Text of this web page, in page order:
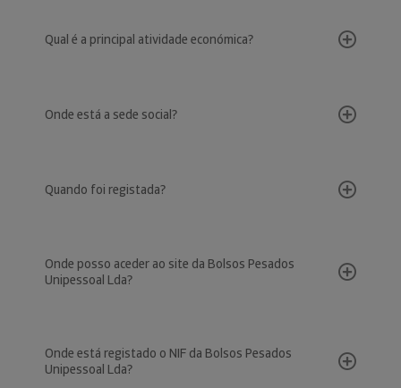
Qual é a principal atividade económica?
Onde está a sede social?
Quando foi registada?
Onde posso aceder ao site da Bolsos Pesados
Unipessoal Lda?
Onde está registado o NIF da Bolsos Pesados
Unipessoal Lda?